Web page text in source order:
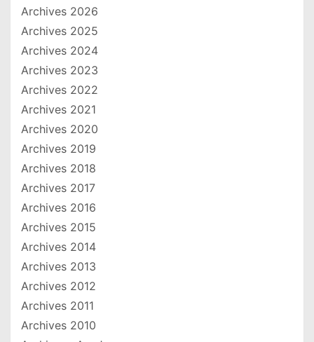
Archives 2026
Archives 2025
Archives 2024
Archives 2023
Archives 2022
Archives 2021
Archives 2020
Archives 2019
Archives 2018
Archives 2017
Archives 2016
Archives 2015
Archives 2014
Archives 2013
Archives 2012
Archives 2011
Archives 2010